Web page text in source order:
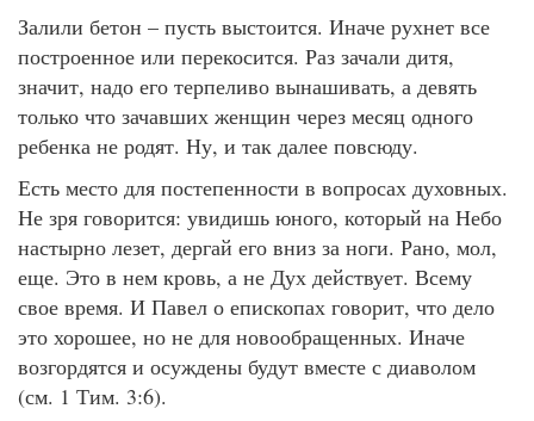
Залили бетон – пусть выстоится. Иначе рухнет все
построенное или перекосится. Раз зачали дитя,
значит, надо его терпеливо вынашивать, а девять
только что зачавших женщин через месяц одного
ребенка не родят. Ну, и так далее повсюду.
Есть место для постепенности в вопросах духовных.
Не зря говорится: увидишь юного, который на Небо
настырно лезет, дергай его вниз за ноги. Рано, мол,
еще. Это в нем кровь, а не Дух действует. Всему
свое время. И Павел о епископах говорит, что дело
это хорошее, но не для новообращенных. Иначе
возгордятся и осуждены будут вместе с диаволом
(см. 1 Тим. 3:6).